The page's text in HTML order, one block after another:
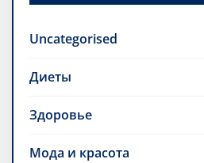
Uncategorised
Диеты
Здоровье
Мода и красота